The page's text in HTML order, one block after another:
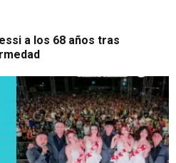
a los 68 años tras